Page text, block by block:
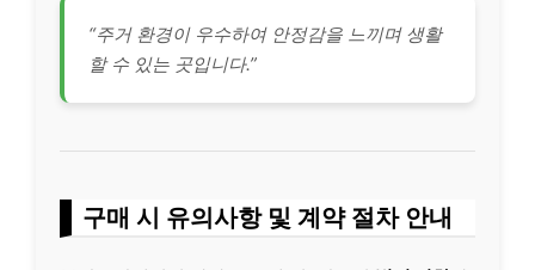
“주거 환경이 우수하여 안정감을 느끼며 생활
할 수 있는 곳입니다.”
구매 시 유의사항 및 계약 절차 안내